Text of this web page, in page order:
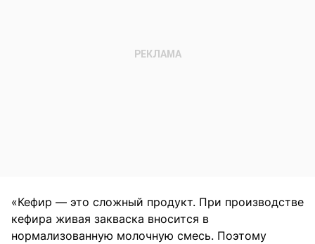
«Кефир — это сложный продукт. При производстве
кефира живая закваска вносится в
нормализованную молочную смесь. Поэтому